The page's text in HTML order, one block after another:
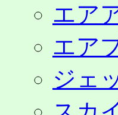
エア
エア
ジェ